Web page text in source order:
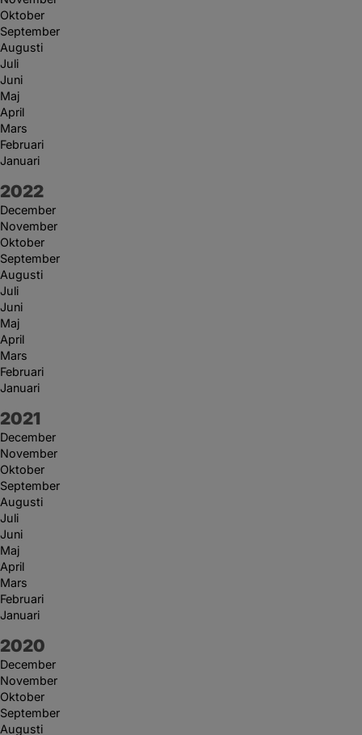
Oktober
September
Augusti
Juli
Juni
Maj
April
Mars
Februari
Januari
År:
2022
December
November
Oktober
September
Augusti
Juli
Juni
Maj
April
Mars
Februari
Januari
År:
2021
December
November
Oktober
September
Augusti
Juli
Juni
Maj
April
Mars
Februari
Januari
År:
2020
December
November
Oktober
September
Augusti